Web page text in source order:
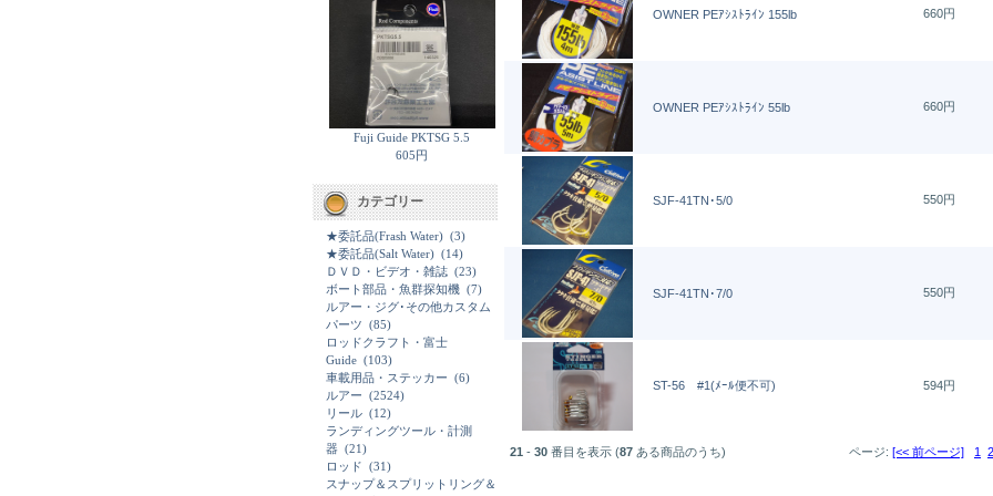
Fuji Guide PKTSG 5.5
605円
カテゴリー
★委託品(Frash Water) (3)
★委託品(Salt Water) (14)
ＤＶＤ・ビデオ・雑誌 (23)
ボート部品・魚群探知機 (7)
ルアー・ジグ･その他カスタム
パーツ (85)
ロッドクラフト・富士
Guide (103)
車載用品・ステッカー (6)
ルアー (2524)
リール (12)
ランディングツール・計測
器 (21)
ロッド (31)
スナップ＆スプリットリング＆
OWNER PEｱｼｽﾄﾗｲﾝ 155lb 660円
OWNER PEｱｼｽﾄﾗｲﾝ 55lb 660円
SJF-41TN･5/0 550円
SJF-41TN･7/0 550円
ST-56 #1(ﾒｰﾙ便不可) 594円
21 - 30 番目を表示 (87 ある商品のうち) ページ: [<< 前ページ] 1 2